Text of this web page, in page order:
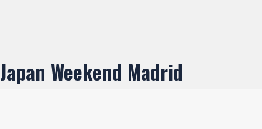
Japan Weekend Madrid